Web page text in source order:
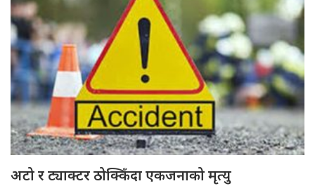
अटो र ट्याक्टर ठोक्किँदा एकजनाको मृत्यु